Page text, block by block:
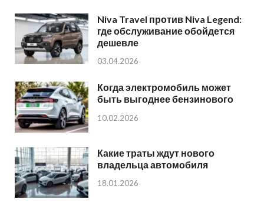
Niva Travel против Niva Legend:
где обслуживание обойдется
дешевле
03.04.2026
Когда электромобиль может
быть выгоднее бензинового
10.02.2026
Какие траты ждут нового
владельца автомобиля
18.01.2026